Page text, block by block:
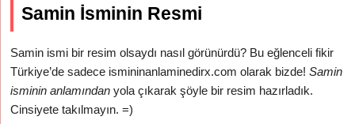
Samin İsminin Resmi
Samin ismi bir resim olsaydı nasıl görünürdü? Bu eğlenceli fikir
Türkiye’de sadece ismininanlaminedirx.com olarak bizde!Samin
isminin anlamından yola çıkarak şöyle bir resim hazırladık.
Cinsiyete takılmayın. =)